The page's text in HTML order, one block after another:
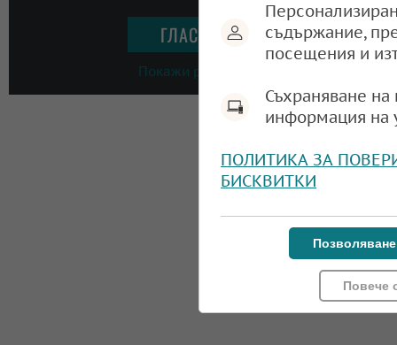
Покажи резултати
съдържание,
посещения и
Съхраняване
информация на
ПОЛИТИКА ЗА
БИСКВИТКИ
Повече